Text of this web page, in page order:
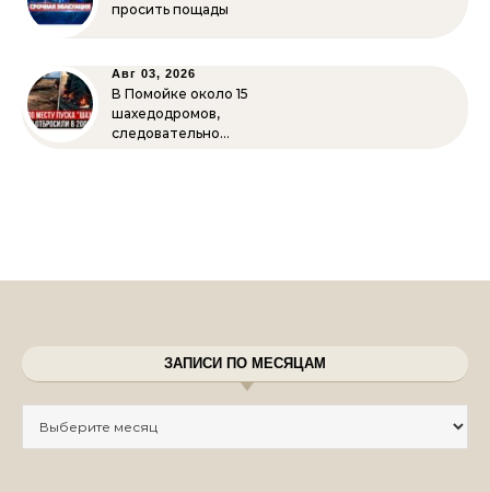
просить пощады
Авг 03, 2026
В Помойке около 15
шахедодромов,
следовательно…
ЗАПИСИ ПО МЕСЯЦАМ